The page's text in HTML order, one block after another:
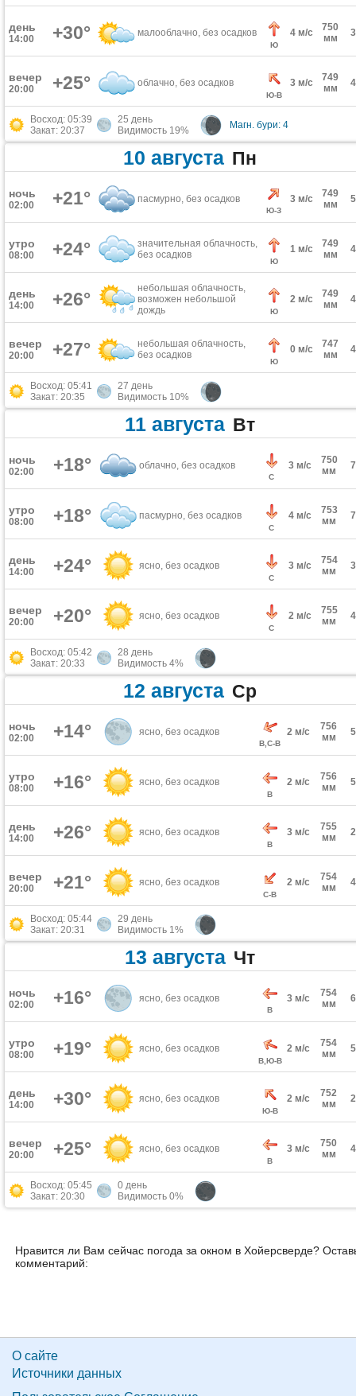
день
14:00 +30° малооблачно, без осадков
Ю
4 м/с
750
мм
вечер
20:00 +25° облачно, без осадков
Ю-В
3 м/с
749
мм
Восход: 05:39
Закат: 20:37
25 день
Видимость 19%
Магн. бури: 4
10 августа Пн
ночь
02:00 +21° пасмурно, без осадков
Ю-З
3 м/с
749
мм
утро
08:00 +24°
значительная облачность,
без осадков
Ю
1 м/с
749
мм
день
14:00 +26°
небольшая облачность,
возможен небольшой
дождь
Ю
2 м/с
749
мм
вечер
20:00 +27°
небольшая облачность,
без осадков
Ю
0 м/с
747
мм
Восход: 05:41
Закат: 20:35
27 день
Видимость 10%
11 августа Вт
ночь
02:00 +18° облачно, без осадков
С
3 м/с
750
мм
утро
08:00 +18° пасмурно, без осадков
С
4 м/с
753
мм
день
14:00 +24° ясно, без осадков
С
3 м/с
754
мм
вечер
20:00 +20° ясно, без осадков
С
2 м/с
755
мм
Восход: 05:42
Закат: 20:33
28 день
Видимость 4%
12 августа Ср
ночь
02:00 +14° ясно, без осадков
В,С-В
2 м/с
756
мм
утро
08:00 +16° ясно, без осадков
В
2 м/с
756
мм
день
14:00 +26° ясно, без осадков
В
3 м/с
755
мм
вечер
20:00 +21° ясно, без осадков
С-В
2 м/с
754
мм
Восход: 05:44
Закат: 20:31
29 день
Видимость 1%
13 августа Чт
ночь
02:00 +16° ясно, без осадков
В
3 м/с
754
мм
утро
08:00 +19° ясно, без осадков
В,Ю-В
2 м/с
754
мм
день
14:00 +30° ясно, без осадков
Ю-В
2 м/с
752
мм
вечер
20:00 +25° ясно, без осадков
В
3 м/с
750
мм
Восход: 05:45
Закат: 20:30
0 день
Видимость 0%
Нравится ли Вам сейчас погода за окном в Хойерсверде?
комментарий:
О сайте
Источники данных